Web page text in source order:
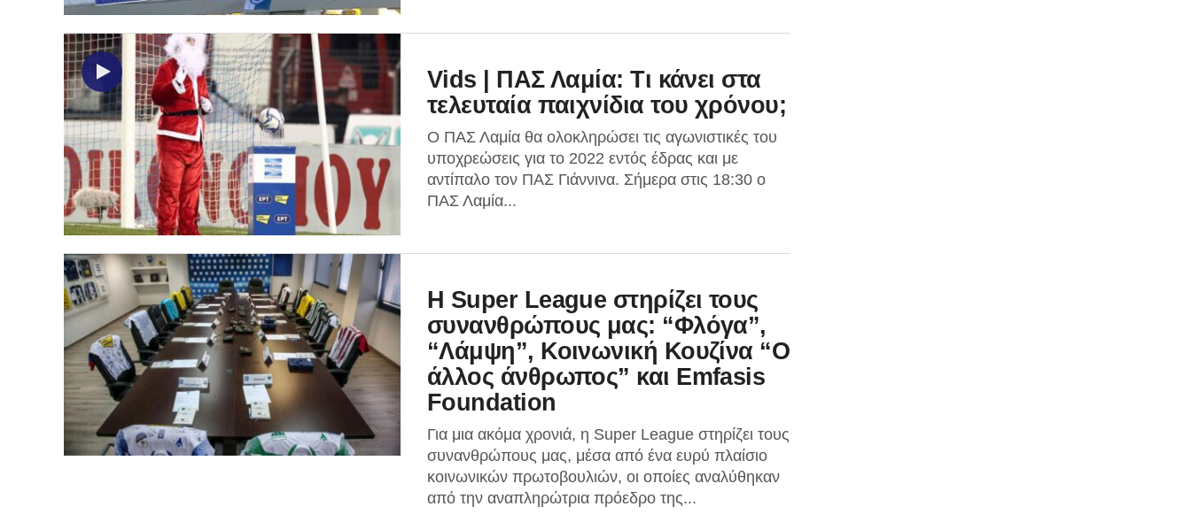
Vids | ΠΑΣ Λαμία: Τι κάνει στα
τελευταία παιχνίδια του χρόνου;
Ο ΠΑΣ Λαμία θα ολοκληρώσει τις αγωνιστικές του
υποχρεώσεις για το 2022 εντός έδρας και με
αντίπαλο τον ΠΑΣ Γιάννινα. Σήμερα στις 18:30 ο
ΠΑΣ Λαμία...
Η Super League στηρίζει τους
συνανθρώπους μας: “Φλόγα”,
“Λάμψη”, Κοινωνική Κουζίνα “Ο
άλλος άνθρωπος” και Emfasis
Foundation
Για μια ακόμα χρονιά, η Super League στηρίζει τους
συνανθρώπους μας, μέσα από ένα ευρύ πλαίσιο
κοινωνικών πρωτοβουλιών, οι οποίες αναλύθηκαν
από την αναπληρώτρια πρόεδρο της...